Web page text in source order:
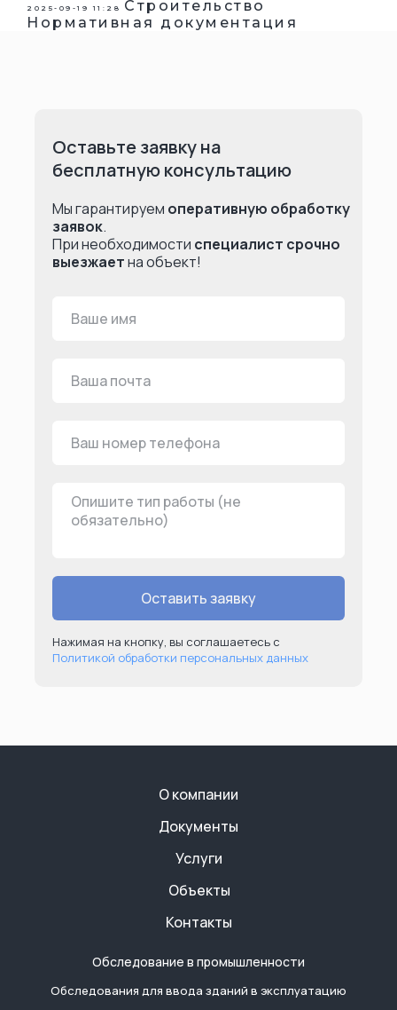
2025-09-19 11:28
Строительство
Нормативная документация
Оставьте заявку на
бесплатную консультацию
Мы гарантируем оперативную обработку
заявок.
При необходимости специалист срочно
выезжаетна объект!
Оставить заявку
Нажимая на кнопку, вы соглашаетесь с
Политикой обработки персональных данных
О компании
Услуги
Объекты
Контакты
Обследование в промышленности
Обследования для ввода зданий в эксплуатацию
Документы